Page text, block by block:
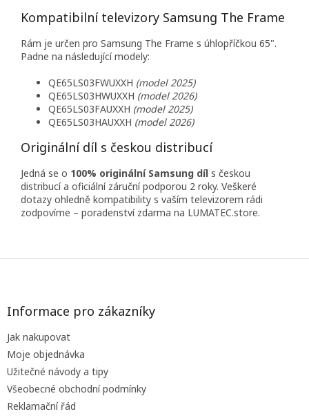
Kompatibilní televizory Samsung The Frame
Rám je určen pro Samsung The Frame s úhlopříčkou 65".
Padne na následující modely:
QE65LS03FWUXXH (model 2025)
QE65LS03HWUXXH (model 2026)
QE65LS03FAUXXH (model 2025)
QE65LS03HAUXXH (model 2026)
Originální díl s českou distribucí
Jedná se o 100% originální Samsung díl s českou
distribucí a oficiální záruční podporou 2 roky. Veškeré
dotazy ohledně kompatibility s vaším televizorem rádi
zodpovíme – poradenství zdarma na LUMATEC.store.
Z
Informace pro zákazníky
Jak nakupovat
Moje objednávka
Užitečné návody a tipy
Všeobecné obchodní podmínky
Reklamační řád